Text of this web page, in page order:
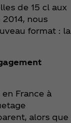
de 15 cl aux
nous
format : la
France à
alors que